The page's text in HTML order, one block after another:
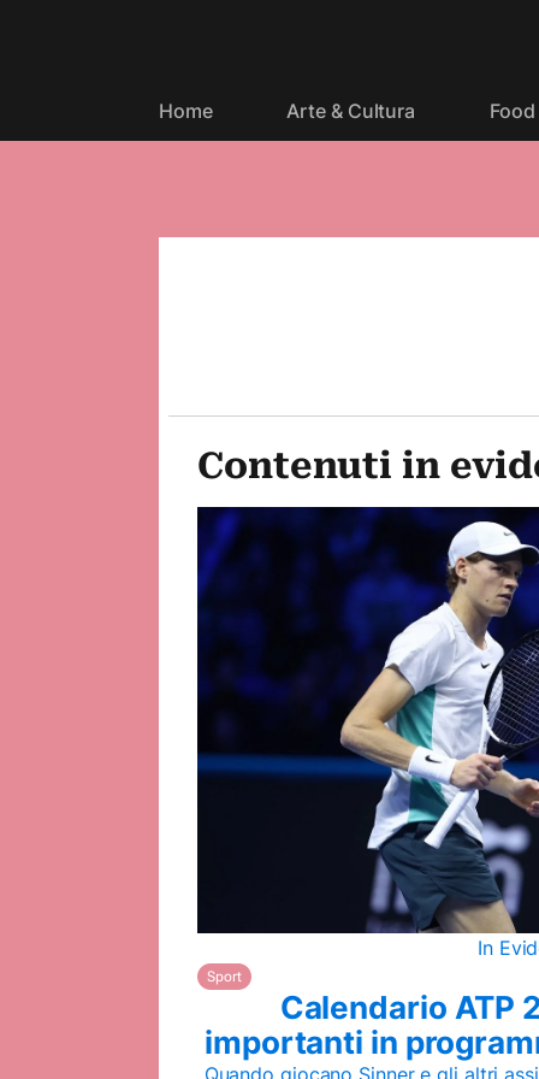
Home Arte & Cultura
Contenuti in
In
Sport
Calendario ATP
importanti in
Quando giocano Sinner e gli altri